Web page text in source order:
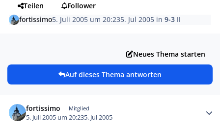
Teilen
Follower
fortissimo5. Juli 2005 um 20:235. Jul 2005 in9-3 II
Neues Thema starten
Auf dieses Thema antworten
fortissimo Mitglied
5. Juli 2005 um 20:235. Jul 2005